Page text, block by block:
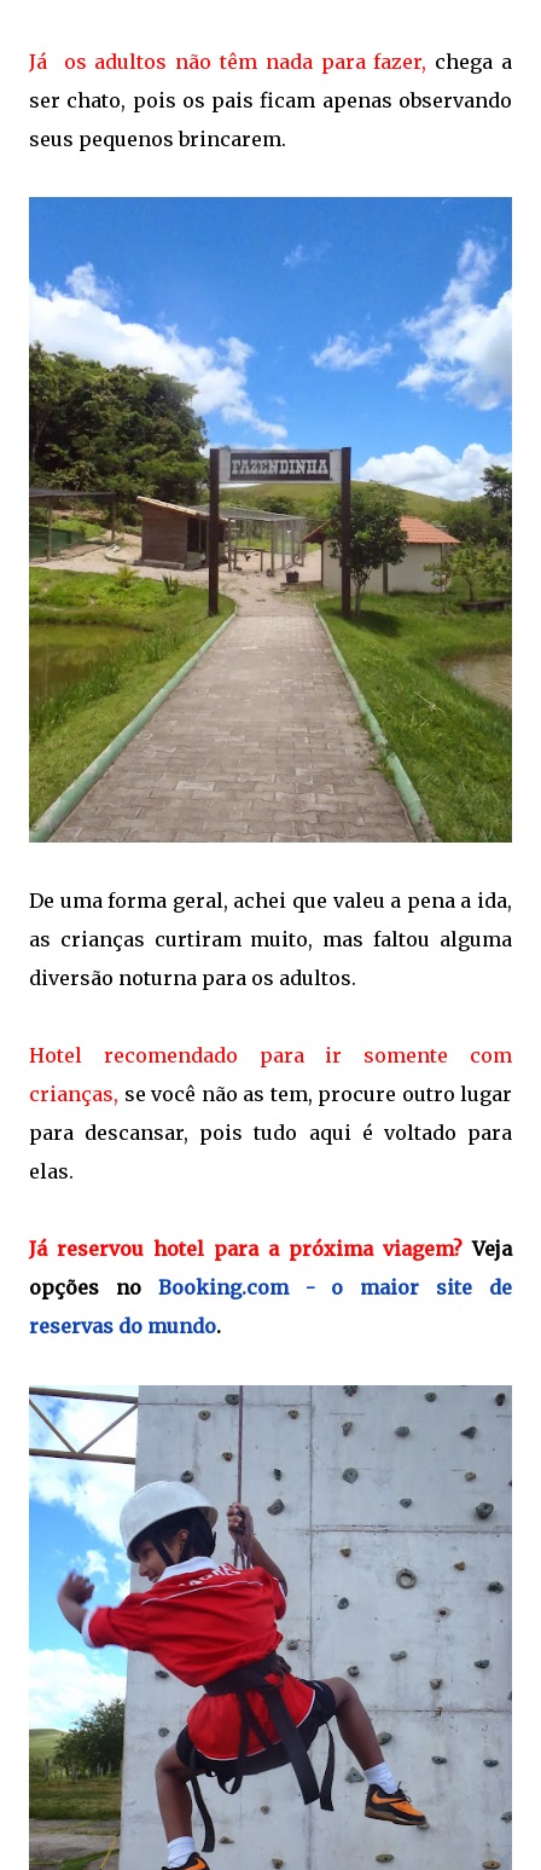
Já os adultos não têm nada para fazer, chega a
ser chato, pois os pais ficam apenas observando
seus pequenos brincarem.
De uma forma geral, achei que valeu a pena a ida,
as crianças curtiram muito, mas faltou alguma
diversão noturna para os adultos.
Hotel recomendado para ir somente com
crianças, se você não as tem, procure outro lugar
para descansar, pois tudo aqui é voltado para
elas.
Já reservou hotel para a próxima viagem?Veja
opções no Booking.com - o maior site de
reservas do mundo.